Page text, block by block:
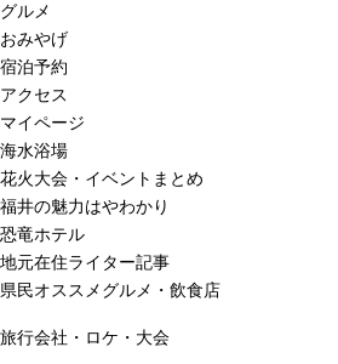
グルメ
おみやげ
宿泊予約
アクセス
マイページ
海水浴場
花火大会・イベントまとめ
福井の魅力はやわかり
恐竜ホテル
地元在住ライター記事
県民オススメグルメ・飲食店
旅行会社・ロケ・大会